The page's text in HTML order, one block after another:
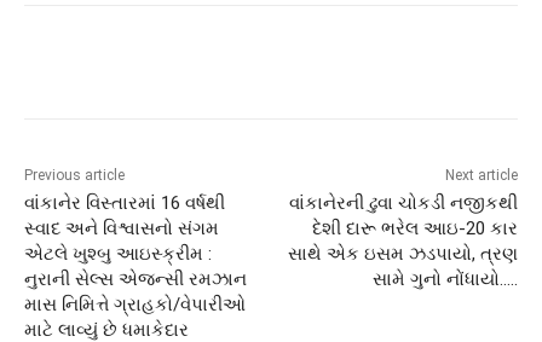
Previous article
વાંકાનેર વિસ્તારમાં 16 વર્ષથી
સ્વાદ અને વિશ્વાસનો સંગમ
એટલે ખુશ્બુ આઇસ્ક્રીમ :
નુરાની સેલ્સ એજન્સી રમઝાન
માસ નિમિત્તે ગ્રાહકો/વેપારીઓ
માટે લાવ્યું છે ધમાકેદાર
Next article
વાંકાનેરની ઢુવા ચોકડી નજીકથી
દેશી દારૂ ભરેલ આઇ-20 કાર
સાથે એક ઇસમ ઝડપાયો, ત્રણ
સામે ગુનો નોંધાયો…..